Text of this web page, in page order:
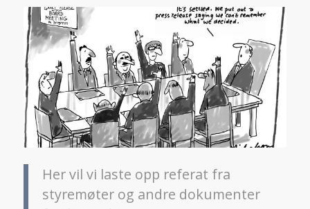
Her vil vi laste opp referat fra
styremøter og andre dokumenter